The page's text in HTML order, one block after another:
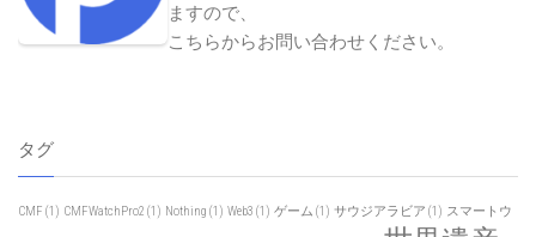
ますので、
こちらからお問い合わせください。
タグ
CMF (1) CMFWatchPro2 (1) Nothing (1) Web3 (1) ゲーム (1) サウジアラビア (1) スマートウ